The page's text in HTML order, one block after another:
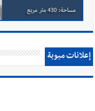
إعلانات مبوبة